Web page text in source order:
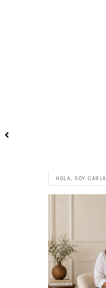
HOLA, SOY CARLA